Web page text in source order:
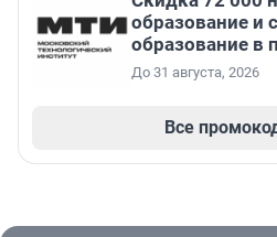
образование и
образование в
До 31 августа, 2026
Все